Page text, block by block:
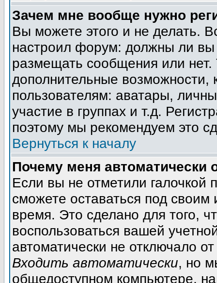
Зачем мне вообще нужно
Вы можете этого и не делать.
настроил форум: должны ли вы
размещать сообщения или
дополнительные
пользователям: аватары,
участие в группах и т.д.
поэтому мы рекомендуем это
Вернуться к началу
Почему меня автоматически
Если вы не отметили галочкой
сможете оставаться под
время. Это сделано для того,
воспользоваться вашей
автоматически не отключало
Входить автоматически, но
общедоступном компьютере,